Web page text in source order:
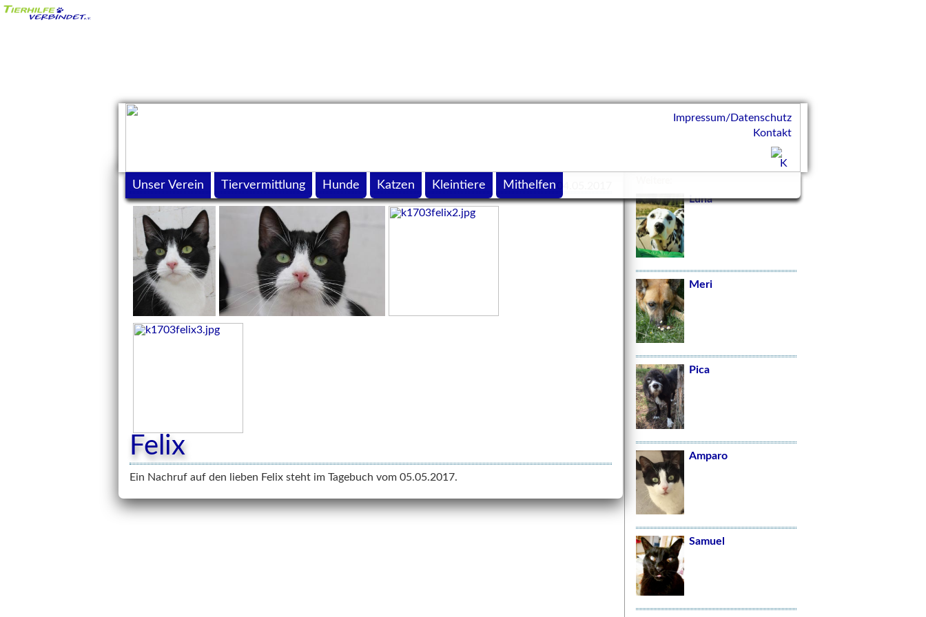
Luna
Meri
Pica
Amparo
Samuel
Felix
Ein Nachruf auf den lieben Felix steht im Tagebuch vom 05.05.2017.
Impressum/Datenschutz
Kontakt
Unser Verein Tiervermittlung Hunde Katzen Kleintiere Mithelfen